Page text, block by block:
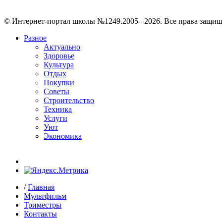
© Интернет-портал школы №1249.2005– 2026. Все права
Разное
Актуально
Здоровье
Культура
Отдых
Покупки
Советы
Строительство
Техника
Услуги
Уют
Экономика
/Главная
Мультфильм
Триместры
Контакты